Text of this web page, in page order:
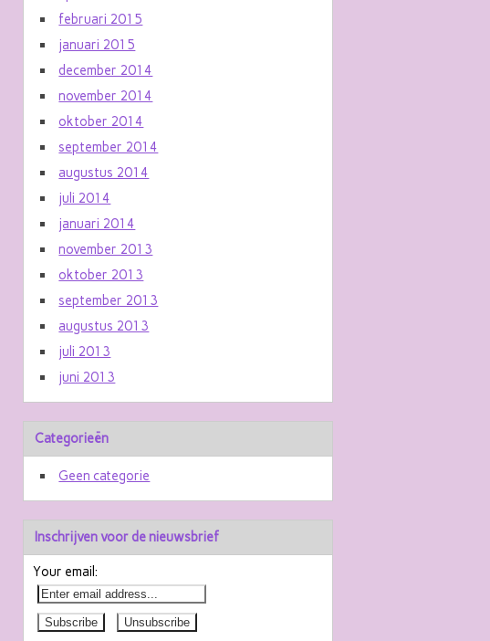
februari 2015
januari 2015
december 2014
november 2014
oktober 2014
september 2014
augustus 2014
juli 2014
januari 2014
november 2013
oktober 2013
september 2013
augustus 2013
juli 2013
juni 2013
Categorieën
Geen categorie
Inschrijven voor de nieuwsbrief
Your email: